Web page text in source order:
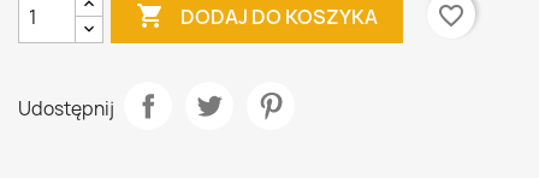
 DODAJ DO KOSZYKA favorite_border
Udostępnij